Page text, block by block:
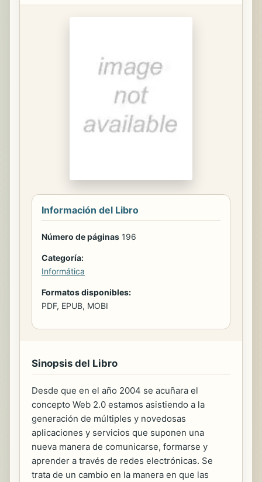
Información del Libro
Número de páginas 196
Categoría:
Informática
Formatos disponibles:
PDF, EPUB, MOBI
Sinopsis del Libro
Desde que en el año 2004 se acuñara el
concepto Web 2.0 estamos asistiendo a la
generación de múltiples y novedosas
aplicaciones y servicios que suponen una
nueva manera de comunicarse, formarse y
aprender a través de redes electrónicas. Se
trata de un cambio en la manera en que las